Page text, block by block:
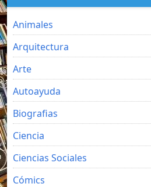
Animales
Arquitectura
Arte
Autoayuda
Biografias
Ciencia
Ciencias Sociales
Cómics